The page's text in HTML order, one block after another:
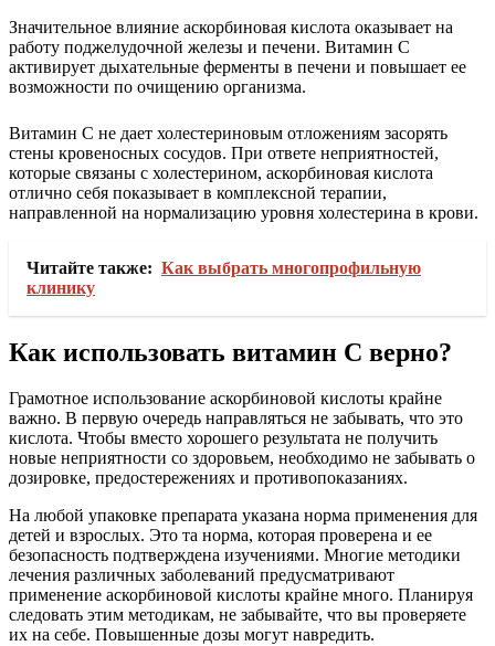
Значительное влияние аскорбиновая кислота оказывает на
работу поджелудочной железы и печени. Витамин С
активирует дыхательные ферменты в печени и повышает ее
возможности по очищению организма.
Витамин С не дает холестериновым отложениям засорять
стены кровеносных сосудов. При ответе неприятностей,
которые связаны с холестерином, аскорбиновая кислота
отлично себя показывает в комплексной терапии,
направленной на нормализацию уровня холестерина в крови.
Читайте также: Как выбрать многопрофильную
клинику
Как использовать витамин С верно?
Грамотное использование аскорбиновой кислоты крайне
важно. В первую очередь направляться не забывать, что это
кислота. Чтобы вместо хорошего результата не получить
новые неприятности со здоровьем, необходимо не забывать о
дозировке, предостережениях и противопоказаниях.
На любой упаковке препарата указана норма применения для
детей и взрослых. Это та норма, которая проверена и ее
безопасность подтверждена изучениями. Многие методики
лечения различных заболеваний предусматривают
применение аскорбиновой кислоты крайне много. Планируя
следовать этим методикам, не забывайте, что вы проверяете
их на себе. Повышенные дозы могут навредить.